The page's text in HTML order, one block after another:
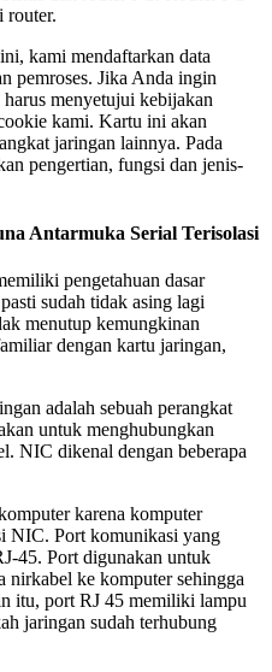
router.
kami mendaftarkan data
pemroses. Jika Anda ingin
menyetujui kebijakan
kami. Kartu ini akan
jaringan lainnya. Pada
pengertian, fungsi dan jenis-
Antarmuka Serial Terisolasi
pengetahuan dasar
sudah tidak asing lagi
menutup kemungkinan
dengan kartu jaringan,
adalah sebuah perangkat
untuk menghubungkan
NIC dikenal dengan beberapa
karena komputer
NIC. Port komunikasi yang
45. Port digunakan untuk
nirkabel ke komputer sehingga
itu, port RJ 45 memiliki lampu
jaringan sudah terhubung